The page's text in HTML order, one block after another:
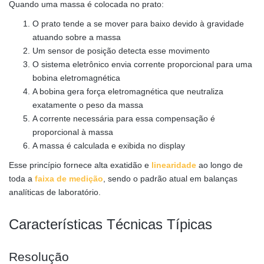
Quando uma massa é colocada no prato:
O prato tende a se mover para baixo devido à gravidade
atuando sobre a massa
Um sensor de posição detecta esse movimento
O sistema eletrônico envia corrente proporcional para uma
bobina eletromagnética
A bobina gera força eletromagnética que neutraliza
exatamente o peso da massa
A corrente necessária para essa compensação é
proporcional à massa
A massa é calculada e exibida no display
Esse princípio fornece alta exatidão e linearidade ao longo de
toda a faixa de medição , sendo o padrão atual em balanças
analíticas de laboratório.
Características Técnicas Típicas
Resolução